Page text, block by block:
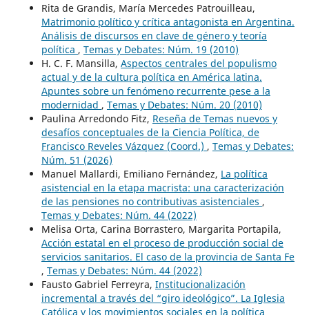
Rita de Grandis, María Mercedes Patrouilleau,
Matrimonio político y crítica antagonista en Argentina.
Análisis de discursos en clave de género y teoría
política , Temas y Debates: Núm. 19 (2010)
H. C. F. Mansilla, Aspectos centrales del populismo
actual y de la cultura política en América latina.
Apuntes sobre un fenómeno recurrente pese a la
modernidad , Temas y Debates: Núm. 20 (2010)
Paulina Arredondo Fitz, Reseña de Temas nuevos y
desafíos conceptuales de la Ciencia Política, de
Francisco Reveles Vázquez (Coord.) , Temas y Debates:
Núm. 51 (2026)
Manuel Mallardi, Emiliano Fernández, La política
asistencial en la etapa macrista: una caracterización
de las pensiones no contributivas asistenciales ,
Temas y Debates: Núm. 44 (2022)
Melisa Orta, Carina Borrastero, Margarita Portapila,
Acción estatal en el proceso de producción social de
servicios sanitarios. El caso de la provincia de Santa Fe
, Temas y Debates: Núm. 44 (2022)
Fausto Gabriel Ferreyra, Institucionalización
incremental a través del “giro ideológico”. La Iglesia
Católica y los movimientos sociales en la política